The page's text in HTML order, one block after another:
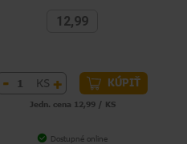
12,99
- KS + KÚPIŤ
Jedn. cena 12,99 / KS
Dostupné online